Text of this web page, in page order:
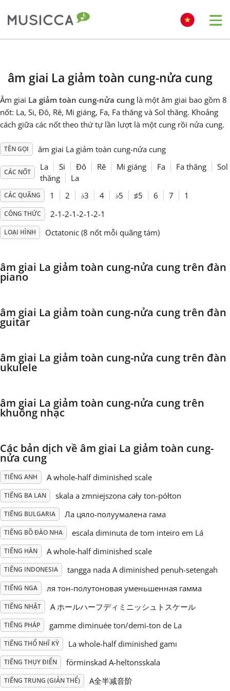
Български
Dansk
Deutsch
English
Español
हिन्दी
Polski
Português
Русский
Svenska
Tiếng Việt
Українська
简体中文
繁體中文
âm giai La giảm toàn cung-nửa cung
Âm giai La giảm toàn cung-nửa cung là một âm giai bao gồm 8
nốt: La, Si, Đô, Rê, Mi giáng, Fa, Fa thăng và Sol thăng. Khoảng
cách giữa các nốt theo thứ tự lần lượt là một cung rồi nửa cung.
TÊN GỌI âm giai La giảm toàn cung-nửa cung
CÁC NỐT
La Si Đô Rê Mi giáng Fa Fa thăng
Sol
thăng
La
CÁC QUÃNG 1 2 ♭3 4 ♭5 ♯5 6 7 1
CÔNG THỨC 2-1-2-1-2-1-2-1
LOẠI HÌNH Octatonic (8 nốt mỗi quãng tám)
âm giai La giảm toàn cung-nửa cung trên đàn
piano
âm giai La giảm toàn cung-nửa cung trên đàn
guitar
âm giai La giảm toàn cung-nửa cung trên đàn
ukulele
âm giai La giảm toàn cung-nửa cung trên
khuông nhạc
Các bản dịch về âm giai La giảm toàn cung-
nửa cung
TIẾNG ANH A whole-half diminished scale
TIẾNG BA LAN skala a zmniejszona cały ton-półton
TIẾNG BULGARIA Ла цяло-полуумалена гама
TIẾNG BỒ ĐÀO NHA escala diminuta de tom inteiro em Lá
TIẾNG HÀN A whole-half diminished scale
TIẾNG INDONESIA tangga nada A diminished penuh-setengah
TIẾNG NGA ля тон-полутоновая уменьшенная гамма
TIẾNG NHẬT A ホールハーフディミニッシュトスケール
TIẾNG PHÁP gamme diminuée ton/demi-ton de La
TIẾNG THỔ NHĨ KỲ La whole-half diminished gamı
TIẾNG THỤY ĐIỂN förminskad A-heltonsskala
TIẾNG TRUNG (GIẢN THỂ) A全半减音阶